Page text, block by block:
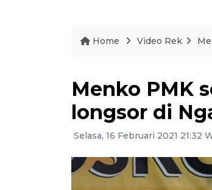
Home Video Rek
Menko PMK
longsor di
Selasa, 16 Februari 2021 21:32